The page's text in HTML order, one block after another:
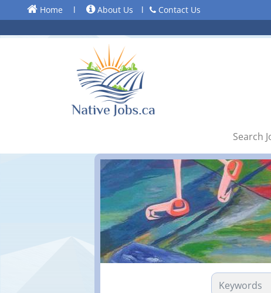
Home l About Us l Contact Us
Search